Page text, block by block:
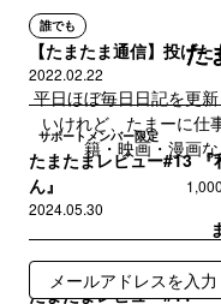
誰でも
【たまたま通信】投げ
2022.02.22
サポートメンバー限定
たまたまレビュー#13 『
ん』
2024.05.30
サポートメンバー限定
たまたまレビュー#11
た
平日ほぼ毎日日記を更
いけれど、たまーに仕
籍・映画・漫画